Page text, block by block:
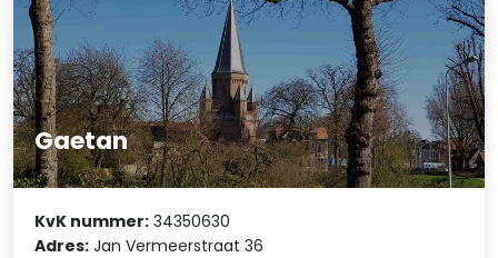
Gaetan
KvK nummer: 34350630
Adres: Jan Vermeerstraat 36